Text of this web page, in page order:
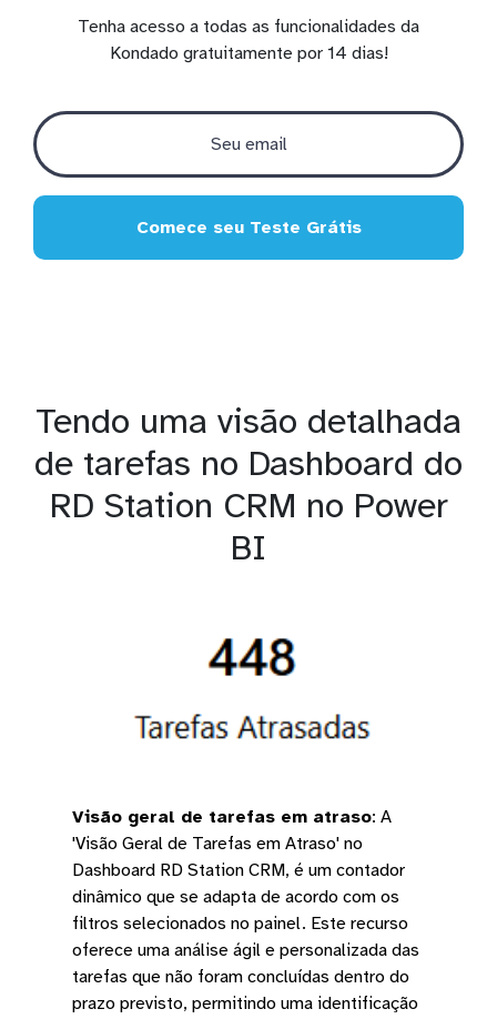
Tenha acesso a todas as funcionalidades da
Kondado gratuitamente por 14 dias!
Comece seu Teste Grátis
Tendo uma visão detalhada
de tarefas no Dashboard do
RD Station CRM no Power
BI
Visão geral de tarefas em atraso: A
'Visão Geral de Tarefas em Atraso' no
Dashboard RD Station CRM, é um contador
dinâmico que se adapta de acordo com os
filtros selecionados no painel. Este recurso
oferece uma análise ágil e personalizada das
tarefas que não foram concluídas dentro do
prazo previsto, permitindo uma identificação